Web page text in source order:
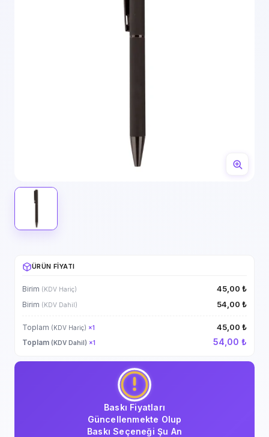
ÜRÜN FIYATI
Birim (KDV Hariç) 45,00 ₺
Birim (KDV Dahil) 54,00 ₺
Toplam (KDV Hariç) ×1 45,00 ₺
Toplam (KDV Dahil) ×1 54,00 ₺
Baskı Fiyatları
Güncellenmekte Olup
Baskı Seçeneği Şu An